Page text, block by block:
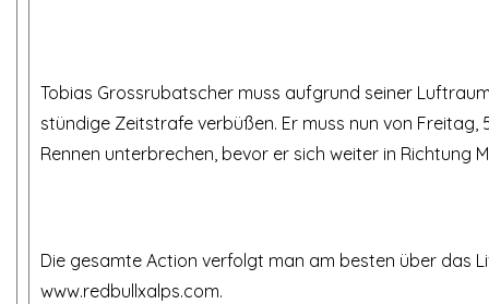
Tobias Grossrubatscher muss aufgrund seiner
stündige Zeitstrafe verbüßen. Er muss nun von Freitag,
Rennen unterbrechen, bevor er sich weiter in Richtung
Die gesamte Action verfolgt man am besten über das
www.redbullxalps.com.